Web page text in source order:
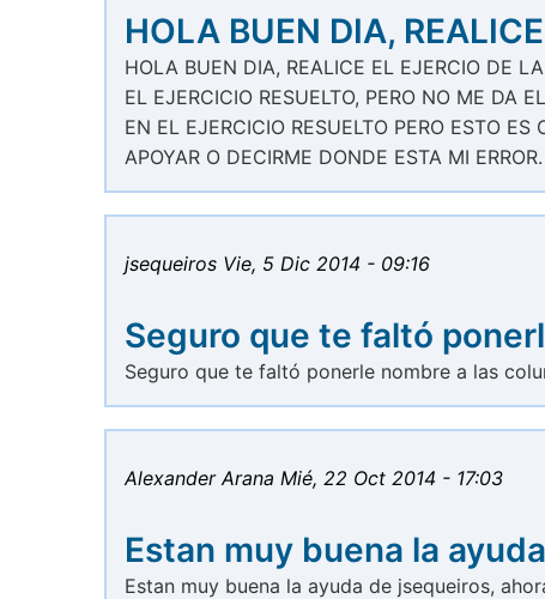
HOLA BUEN DIA,
HOLA BUEN DIA, REALICE EL EJERCIO DE
EL EJERCICIO RESUELTO, PERO NO ME DA
EN EL EJERCICIO RESUELTO PERO ESTO
APOYAR O DECIRME DONDE ESTA MI
jsequeiros Vie, 5 Dic 2014 - 09:16
Seguro que te faltó
Seguro que te faltó ponerle nombre a las
Alexander Arana Mié, 22 Oct 2014 - 17:03
Estan muy buena la
Estan muy buena la ayuda de jsequeiros,